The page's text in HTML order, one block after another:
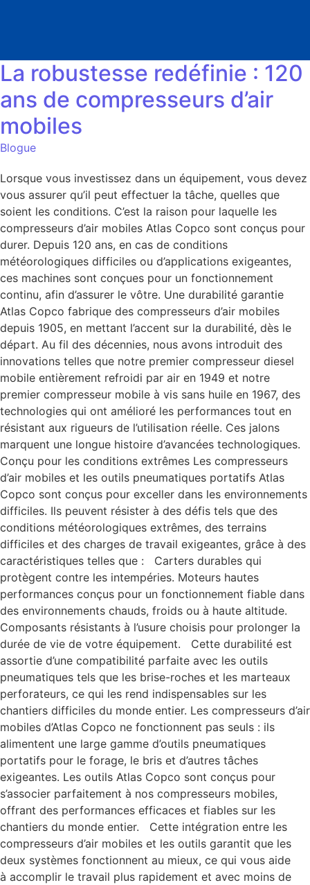
La robustesse redéfinie : 120
ans de compresseurs d’air
mobiles
Blogue
Lorsque vous investissez dans un équipement, vous devez
vous assurer qu’il peut effectuer la tâche, quelles que
soient les conditions. C’est la raison pour laquelle les
compresseurs d’air mobiles Atlas Copco sont conçus pour
durer. Depuis 120 ans, en cas de conditions
météorologiques difficiles ou d’applications exigeantes,
ces machines sont conçues pour un fonctionnement
continu, afin d’assurer le vôtre. Une durabilité garantie
Atlas Copco fabrique des compresseurs d’air mobiles
depuis 1905, en mettant l’accent sur la durabilité, dès le
départ. Au fil des décennies, nous avons introduit des
innovations telles que notre premier compresseur diesel
mobile entièrement refroidi par air en 1949 et notre
premier compresseur mobile à vis sans huile en 1967, des
technologies qui ont amélioré les performances tout en
résistant aux rigueurs de l’utilisation réelle. Ces jalons
marquent une longue histoire d’avancées technologiques.
Conçu pour les conditions extrêmes Les compresseurs
d’air mobiles et les outils pneumatiques portatifs Atlas
Copco sont conçus pour exceller dans les environnements
difficiles. Ils peuvent résister à des défis tels que des
conditions météorologiques extrêmes, des terrains
difficiles et des charges de travail exigeantes, grâce à des
caractéristiques telles que : Carters durables qui
protègent contre les intempéries. Moteurs hautes
performances conçus pour un fonctionnement fiable dans
des environnements chauds, froids ou à haute altitude.
Composants résistants à l’usure choisis pour prolonger la
durée de vie de votre équipement. Cette durabilité est
assortie d’une compatibilité parfaite avec les outils
pneumatiques tels que les brise-roches et les marteaux
perforateurs, ce qui les rend indispensables sur les
chantiers difficiles du monde entier. Les compresseurs d’air
mobiles d’Atlas Copco ne fonctionnent pas seuls : ils
alimentent une large gamme d’outils pneumatiques
portatifs pour le forage, le bris et d’autres tâches
exigeantes. Les outils Atlas Copco sont conçus pour
s’associer parfaitement à nos compresseurs mobiles,
offrant des performances efficaces et fiables sur les
chantiers du monde entier. Cette intégration entre les
compresseurs d’air mobiles et les outils garantit que les
deux systèmes fonctionnent au mieux, ce qui vous aide
à accomplir le travail plus rapidement et avec moins de